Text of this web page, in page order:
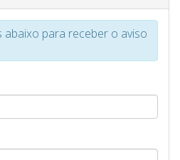
abaixo para receber o aviso